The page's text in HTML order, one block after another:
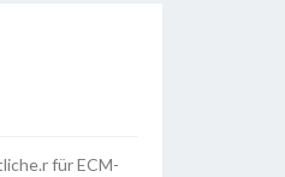
für ECM-